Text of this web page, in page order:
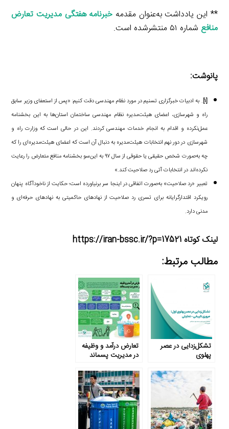
** این یادداشت به‌عنوان مقدمه خبرنامه هفتگی مدیریت تعارض
منافع شماره ۵۱ منتشرشده است.
پانوشت:
[۱] . به ادبیات خبرگزاری تسنیم در مورد نظام مهندسی دقت کنیم: «پس از استعفای وزیر سابق
راه و شهرسازی، اعضای هیئت‌مدیره نظام مهندسی ساختمان استان‌ها به این بخشنامه
عمل‌نکرده و اقدام به انجام خدمات مهندسی کردند. این در حالی است که وزارت راه و
شهرسازی در دور نهم انتخابات هیئت‌مدیره به دنبال آن است که اعضای هیئت‌مدیره‌ای را که
چه به‌صورت شخص حقیقی یا حقوقی از سال ۹۷ به این‌سو بخشنامه منافع متعارض را رعایت
نکرده‌اند در انتخابات آتی رد صلاحیت کند.»
تعبیر «رد صلاحیت» به‌صورت اتفاقی در اینجا سر برنیاورده است؛ حکایت از ناخودآگاه پنهان
رویکرد اقتدارگرایانه برای تسری رد صلاحیت از نهادهای حاکمیتی به نهادهای حرفه‌ای و
مدنی دارد.
لینک کوتاه https://iran-bssc.ir/?p=17521
مطالب مرتبط:
تشکل‌زدایی در عصر
پهلوی
تعارض درآمد و وظیفه
در مدیریت پسماند